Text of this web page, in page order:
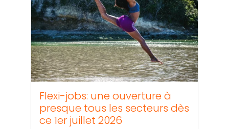
Flexi-jobs: une ouverture à
presque tous les secteurs dès
ce 1er juillet 2026